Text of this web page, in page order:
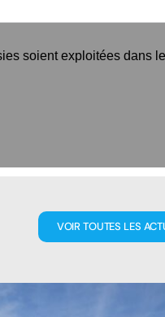
soient exploitées dans
VOIR TOUTES LES